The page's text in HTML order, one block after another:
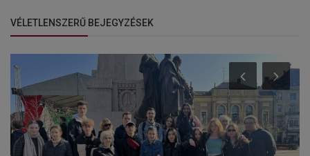
VÉLETLENSZERŰ BEJEGYZÉSEK